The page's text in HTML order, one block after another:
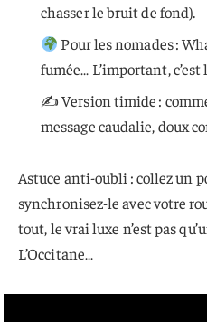
chasser le bruit de fond).
Pour les nomades :
fumée… L’important, c’est
✍️ Version timide :
message caudalie, doux
Astuce anti-oubli : collez un
synchronisez-le avec votre
tout, le vrai luxe n’est pas
L’Occitane…